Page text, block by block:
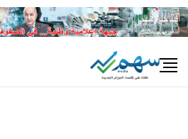
Skip
to